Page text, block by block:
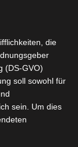
auch
zu
die
(DS-GVO)
soll sowohl für
sein. Um dies